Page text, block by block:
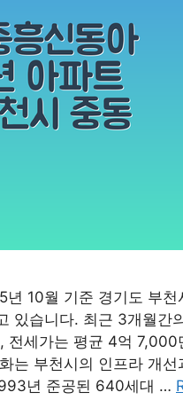
10월 기준 경기도 부
있습니다. 최근 3개월간
전세가는 평균 4억
는 부천시의 인프라 개
년 준공된 640세대 …